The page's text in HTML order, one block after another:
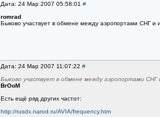
Дата: 24 Мар 2007 05:58:01 #
romrad
Быково участвует в обмене между аэропортами СНГ
Дата: 24 Мар 2007 11:07:22 #
Быково участвует в обмене между аэропортами СНГ
BrOoM
Есть ещё ряд других частот:
http://rusdx.narod.ru/AVIA/frequency.htm